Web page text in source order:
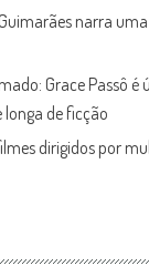
narra
Grace Passô
de ficção
dirigidos por